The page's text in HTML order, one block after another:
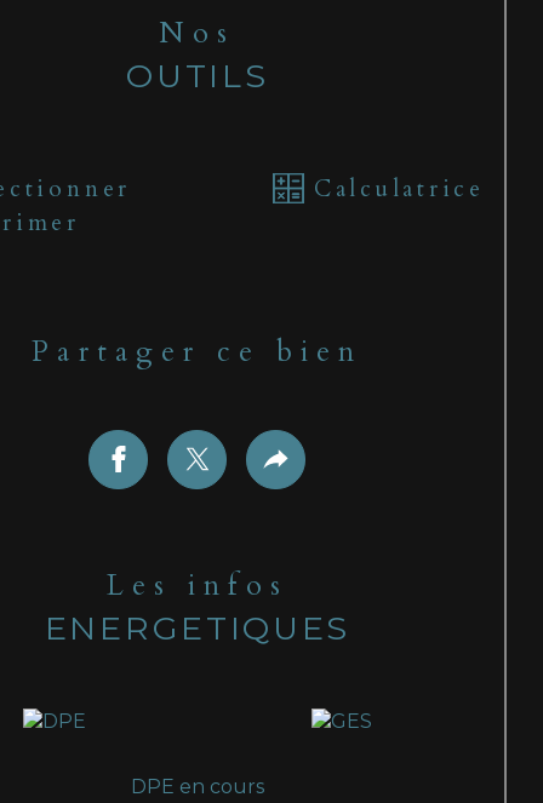
Nos
OUTILS
Calculatrice
Partager ce bien
Les infos
ENERGETIQUES
DPE en cours